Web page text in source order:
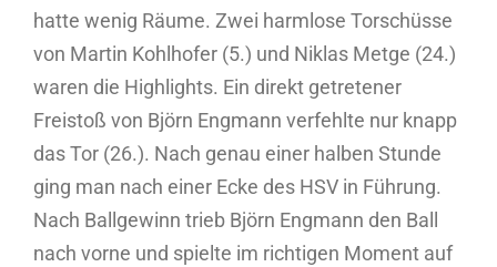
hatte wenig Räume. Zwei harmlose Torschüsse
von Martin Kohlhofer (5.) und Niklas Metge (24.)
waren die Highlights. Ein direkt getretener
Freistoß von Björn Engmann verfehlte nur knapp
das Tor (26.). Nach genau einer halben Stunde
ging man nach einer Ecke des HSV in Führung.
Nach Ballgewinn trieb Björn Engmann den Ball
nach vorne und spielte im richtigen Moment auf